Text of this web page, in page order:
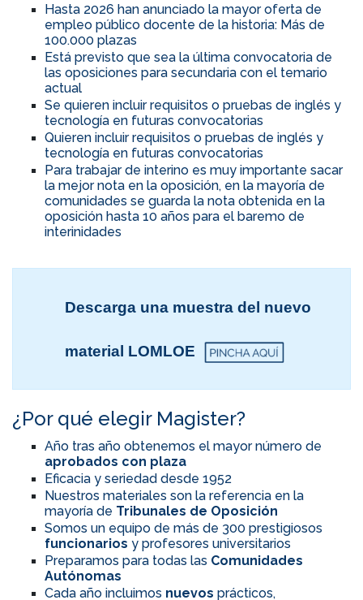
Hasta 2026 han anunciado la mayor oferta de
empleo público docente de la historia: Más de
100.000 plazas
Está previsto que sea la última convocatoria de
las oposiciones para secundaria con el temario
actual
Se quieren incluir requisitos o pruebas de inglés y
tecnología en futuras convocatorias
Quieren incluir requisitos o pruebas de inglés y
tecnología en futuras convocatorias
Para trabajar de interino es muy importante sacar
la mejor nota en la oposición, en la mayoría de
comunidades se guarda la nota obtenida en la
oposición hasta 10 años para el baremo de
interinidades
Descarga una muestra del nuevo
material LOMLOE
¿Por qué elegir Magister?
Año tras año obtenemos el mayor número de
aprobados con plaza
Eficacia y seriedad desde 1952
Nuestros materiales son la referencia en la
mayoría de Tribunales de Oposición
Somos un equipo de más de 300 prestigiosos
funcionarios y profesores universitarios
Preparamos para todas las Comunidades
Autónomas
Cada año incluimos nuevos prácticos,